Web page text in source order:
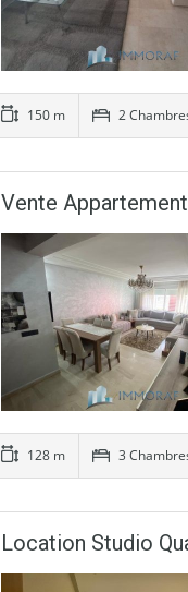
150 m 2
Vente
128 m 3
Location Studio